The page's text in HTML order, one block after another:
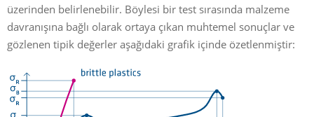
üzerinden belirlenebilir. Böylesi bir test sırasında malzeme
davranışına bağlı olarak ortaya çıkan muhtemel sonuçlar ve
gözlenen tipik değerler aşağıdaki grafik içinde özetlenmiştir: